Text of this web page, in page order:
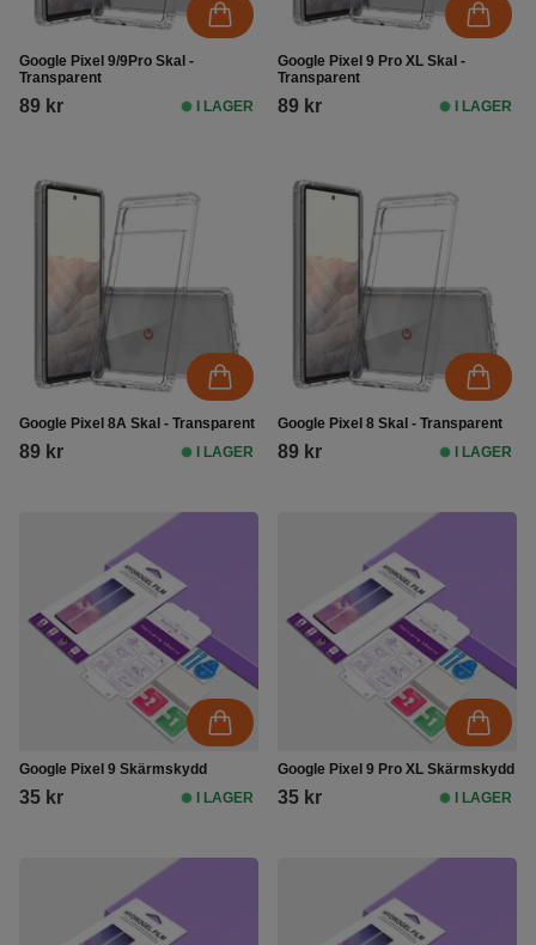
Google Pixel 9/9Pro Skal -
Transparent
89 kr I LAGER
Google Pixel 9 Pro XL Skal -
Transparent
89 kr I LAGER
Google Pixel 8A Skal - Transparent
89 kr I LAGER
Google Pixel 8 Skal - Transparent
89 kr I LAGER
Google Pixel 9 Skärmskydd
35 kr I LAGER
Google Pixel 9 Pro XL Skärmskydd
35 kr I LAGER